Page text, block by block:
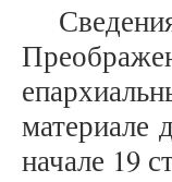
материале
начале 19